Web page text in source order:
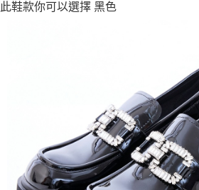
此鞋款你可以選擇 黑色